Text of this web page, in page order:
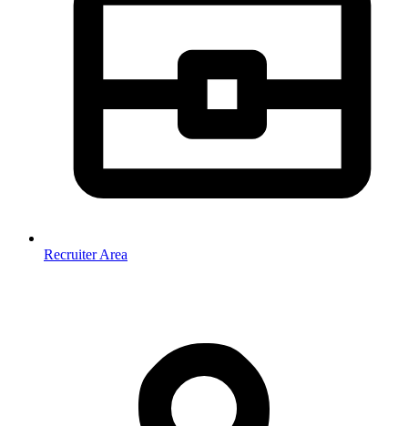
Recruiter Area